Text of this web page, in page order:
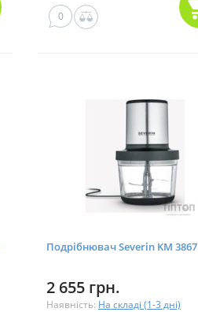
0
Подрібнювач Severin KM 3867
2 655 грн.
Наявність: На складі (1-3 дні)